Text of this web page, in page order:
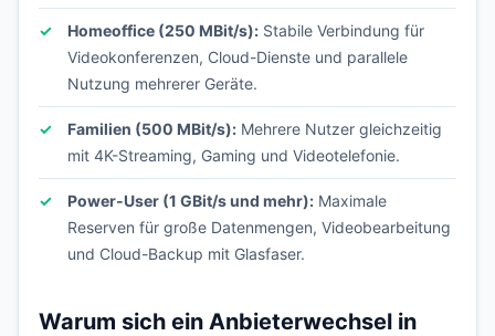
Homeoffice (250 MBit/s): Stabile Verbindung für
Videokonferenzen, Cloud-Dienste und parallele
Nutzung mehrerer Geräte.
Familien (500 MBit/s): Mehrere Nutzer gleichzeitig
mit 4K-Streaming, Gaming und Videotelefonie.
Power-User (1 GBit/s und mehr): Maximale
Reserven für große Datenmengen, Videobearbeitung
und Cloud-Backup mit Glasfaser.
Warum sich ein Anbieterwechsel in